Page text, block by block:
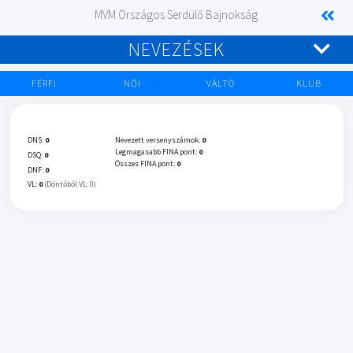
MVM Országos Serdülő Bajnokság
NEVEZÉSEK
FÉRFI NŐI VÁLTÓ KLUB
DNS: 0
DSQ: 0
DNF: 0
VL: 0 (Döntőből VL: 0)
Nevezett versenyszámok: 0
Legmagasabb FINA pont: 0
Összes FINA pont: 0